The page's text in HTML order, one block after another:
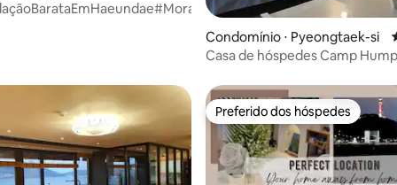
de 5, 122 avaliações Condomínio ⋅ Pyeongtaek-si
Casa de hóspedes Camp
Preferido dos hóspedes
Preferido dos hóspedes